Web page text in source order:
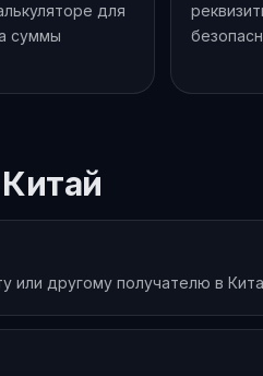
для
суммы
или другому получателю в